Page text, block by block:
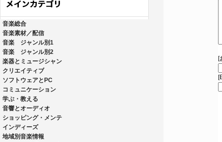
音楽総合
音楽素材／配信
音楽 ジャンル別1
音楽 ジャンル別2
楽器とミュージシャン
クリエイティブ
ソフトウェアとPC
コミュニケーション
学ぶ・教える
音響とオーディオ
ショッピング・メンテ
インディーズ
地域別音楽情報
[